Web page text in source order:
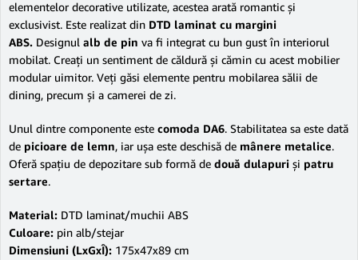
elementelor decorative utilizate, acestea arată romantic şi
exclusivist. Este realizat din DTD laminat cu margini
ABS. Designul alb de pin va fi integrat cu bun gust în interiorul
mobilat. Creaţi un sentiment de căldură şi cămin cu acest mobilier
modular uimitor. Veţi găsi elemente pentru mobilarea sălii de
dining, precum şi a camerei de zi.
Unul dintre componente este comoda DA6. Stabilitatea sa este dată
de picioare de lemn, iar uşa este deschisă de mânere metalice.
Oferă spaţiu de depozitare sub formă de două dulapuri şi patru
sertare.
Material: DTD laminat/muchii ABS
Culoare: pin alb/stejar
Dimensiuni (LxGxÎ): 175x47x89 cm